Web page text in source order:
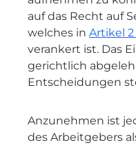
auf das Recht auf
welches in Artikel
verankert ist. Das
gerichtlich
Entscheidungen
Anzunehmen ist
des Arbeitgebers